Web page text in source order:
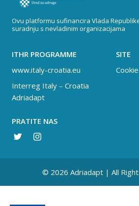
Ovu platformu sufinancira Vlada
suradnju s nevladinim organizacijama
ITHR PROGRAMME
www.italy-croatia.eu
Interreg Italy – Croatia
Adriadapt
SITE
PRATITE NAS
© 2026 Adriadapt | All